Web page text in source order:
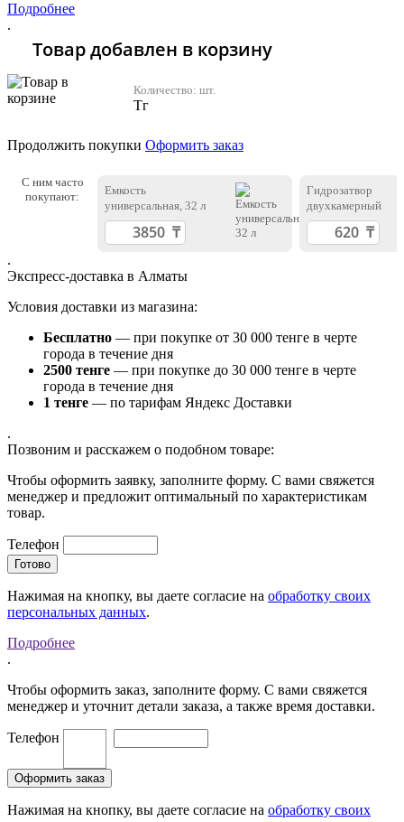
Подробнее
.
Товар добавлен в корзину
Количество: шт.
Тг
Продолжить покупки Оформить заказ
С ним часто
покупают:
Емкость
универсальная, 32 л
Гидрозатвор
двухкамерный
.
Экспресс-доставка в Алматы
Условия доставки из магазина:
Бесплатно — при покупке от 30 000 тенге в черте
города в течение дня
2500 тенге — при покупке до 30 000 тенге в черте
города в течение дня
1 тенге — по тарифам Яндекс Доставки
.
Позвоним и расскажем о подобном товаре:
Чтобы оформить заявку, заполните форму. С вами свяжется
менеджер и предложит оптимальный по характеристикам
товар.
Телефон
Нажимая на кнопку, вы даете согласие на обработку своих
персональных данных.
Подробнее
.
Чтобы оформить заказ, заполните форму. С вами свяжется
менеджер и уточнит детали заказа, а также время доставки.
Телефон
Нажимая на кнопку, вы даете согласие на обработку своих